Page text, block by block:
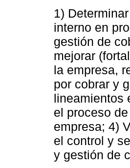
1)
interno en
gestión de
mejorar
la empresa,
por cobrar y
lineamientos
el proceso
empresa; 4)
el control y
y gestión de